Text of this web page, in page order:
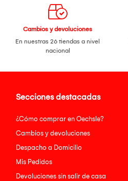
Cambios y devoluciones
En nuestras 26 tiendas a nivel
nacional
Secciones destacadas
¿Cómo comprar en Oechsle?
Cambios y devoluciones
Despacho a Domicilio
Mis Pedidos
Devoluciones sin salir de casa